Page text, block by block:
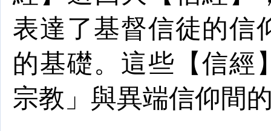
表達了基督信徒的信
的基礎。這些【信經
宗教」與異端信仰間